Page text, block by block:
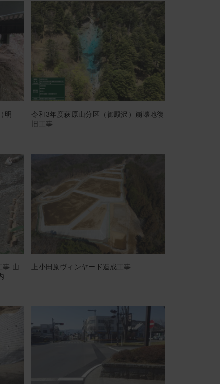
明
令和3年度萩原山分区（御殿沢）崩壊地復
旧工事
事 山
上小田原ヴィンヤード造成工事